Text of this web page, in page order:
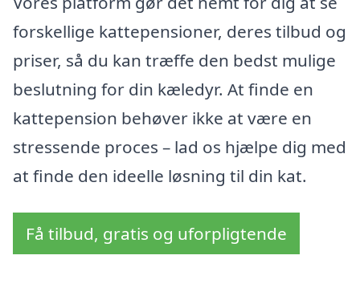
forskellige kattepensioner, deres tilbud og
priser, så du kan træffe den bedst mulige
beslutning for din kæledyr. At finde en
kattepension behøver ikke at være en
stressende proces – lad os hjælpe dig med
at finde den ideelle løsning til din kat.
Få tilbud, gratis og uforpligtende